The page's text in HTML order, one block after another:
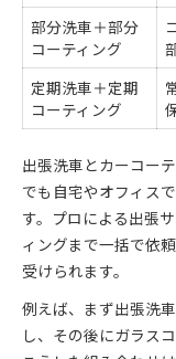
部分洗車＋部分
コーティング
定期洗車＋定期
コーティング
出張洗車とカーコー
でも自宅やオフィス
す。プロによる出張
ィングまで一括で依
受けられます。
例えば、まず出張洗
し、その後にガラス